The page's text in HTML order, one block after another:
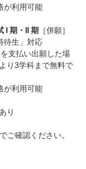
が利用可能
I 期・II 期
［併願］
待生」対応
支払い出願した場
り3学科まで無料で
が利用可能
り
ご確認ください。